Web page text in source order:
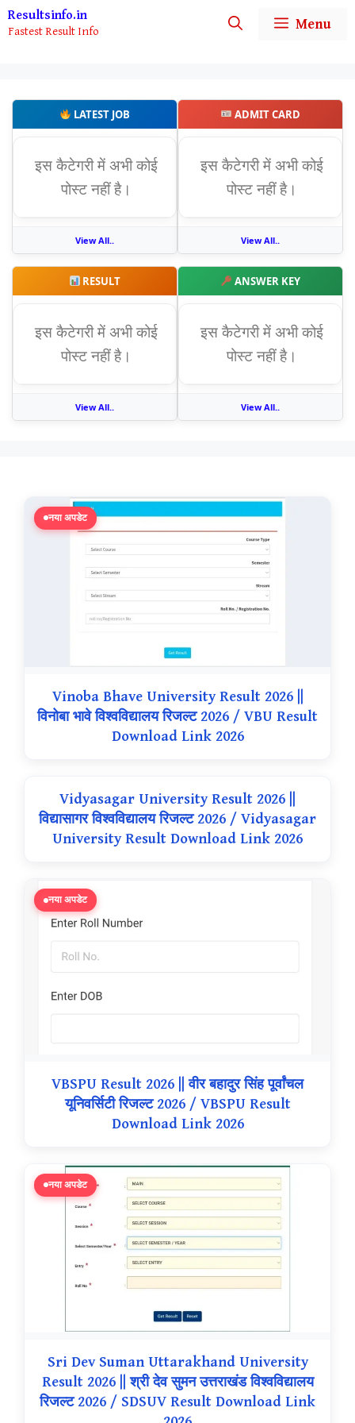
Skip
to
Resultsinfo.in
Fastest Result Info Menu
LATEST JOB
इस कैटेगरी में अभी कोई
पोस्ट नहीं है।
View All..
ADMIT CARD
इस कैटेगरी में अभी कोई
पोस्ट नहीं है।
View All..
RESULT
इस कैटेगरी में अभी कोई
पोस्ट नहीं है।
View All..
ANSWER KEY
इस कैटेगरी में अभी कोई
पोस्ट नहीं है।
View All..
नया अपडेट
Vinoba Bhave University Result 2026 ||
विनोबा भावे विश्वविद्यालय रिजल्ट 2026 / VBU Result
Download Link 2026
Vidyasagar University Result 2026 ||
विद्यासागर विश्वविद्यालय रिजल्ट 2026 / Vidyasagar
University Result Download Link 2026
नया अपडेट
VBSPU Result 2026 || वीर बहादुर सिंह पूर्वांचल
यूनिवर्सिटी रिजल्ट 2026 / VBSPU Result
Download Link 2026
नया अपडेट
Sri Dev Suman Uttarakhand University
Result 2026 || श्री देव सुमन उत्तराखंड विश्वविद्यालय
रिजल्ट 2026 / SDSUV Result Download Link